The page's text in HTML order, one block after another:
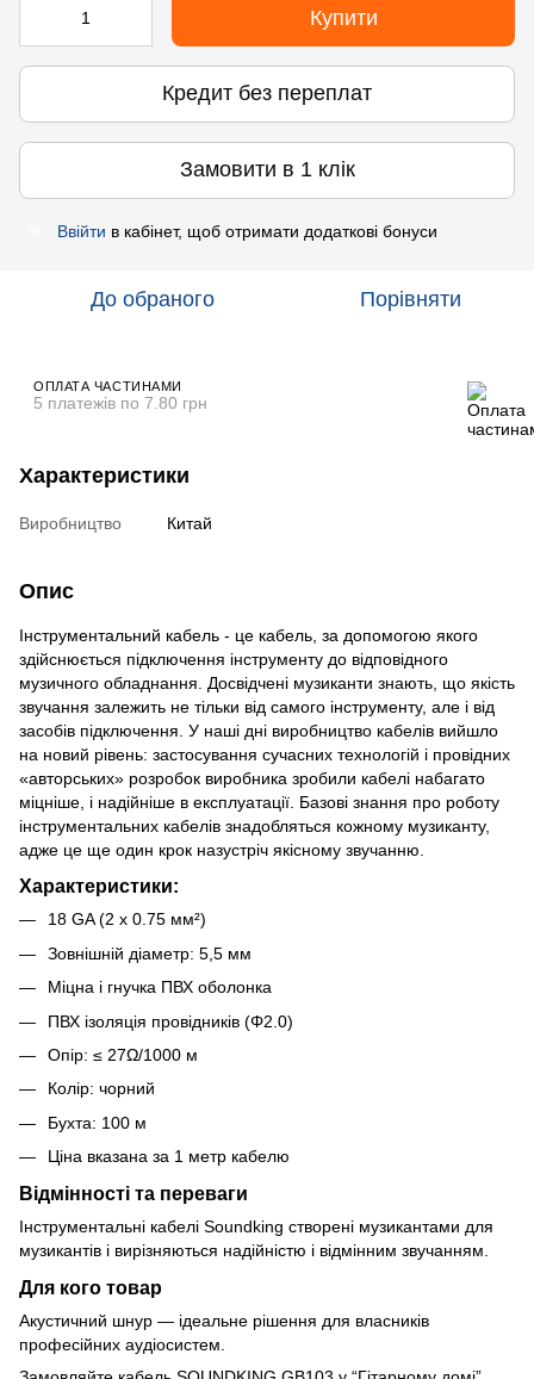
Купити
Кредит без переплат
Замовити в 1 клік
Ввійти в кабінет, щоб отримати додаткові бонуси
До обраного Порівняти
ОПЛАТА ЧАСТИНАМИ
5 платежів по 7.80 грн
Характеристики
Виробництво Китай
Опис
Інструментальний кабель - це кабель, за допомогою якого
здійснюється підключення інструменту до відповідного
музичного обладнання. Досвідчені музиканти знають, що якість
звучання залежить не тільки від самого інструменту, але і від
засобів підключення. У наші дні виробництво кабелів вийшло
на новий рівень: застосування сучасних технологій і провідних
«авторських» розробок виробника зробили кабелі набагато
міцніше, і надійніше в експлуатації. Базові знання про роботу
інструментальних кабелів знадобляться кожному музиканту,
адже це ще один крок назустріч якісному звучанню.
Характеристики:
18 GA (2 x 0.75 мм²)
Зовнішній діаметр: 5,5 мм
Міцна і гнучка ПВХ оболонка
ПВХ ізоляція провідників (Φ2.0)
Опір: ≤ 27Ω/1000 м
Колір: чорний
Бухта: 100 м
Ціна вказана за 1 метр кабелю
Відмінності та переваги
Інструментальні кабелі Soundking створені музикантами для
музикантів і вирізняються надійністю і відмінним звучанням.
Для кого товар
Акустичний шнур — ідеальне рішення для власників
професійних аудіосистем.